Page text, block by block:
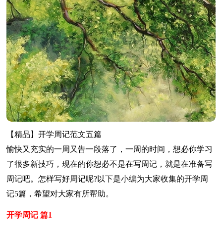
【精品】开学周记范文五篇
愉快又充实的一周又告一段落了，一周的时间，想必你学习
了很多新技巧，现在的你想必不是在写周记，就是在准备写
周记吧。怎样写好周记呢?以下是小编为大家收集的开学周
记5篇，希望对大家有所帮助。
开学周记 篇1